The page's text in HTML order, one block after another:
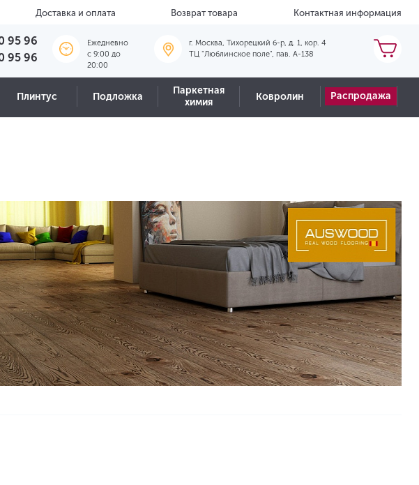
Доставка и оплата Возврат товара Контактная информация
95 96
95 96
Ежедневно
c 9:00 до
20:00
г. Москва, Тихорецкий б-р, д. 1, кор. 4
ТЦ "Люблинское поле", пав. А-138
Плинтус Подложка
Паркетная
химия
Ковролин Распродажа